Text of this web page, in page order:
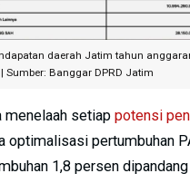
daerah Jatim tahun
Sumber: Banggar DPRD Jatim
menelaah setiap potensi
optimalisasi pertumbuhan
1,8 persen